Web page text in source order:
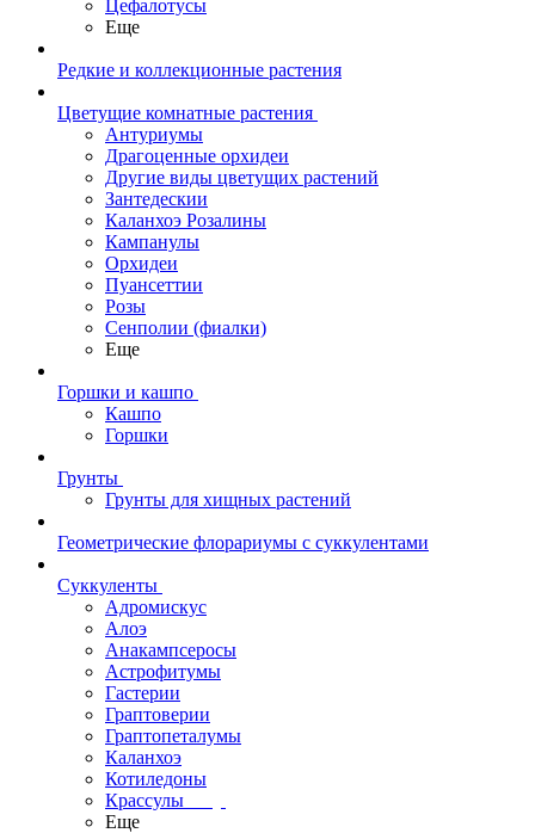
Цефалотусы
Еще
Редкие и коллекционные растения
Цветущие комнатные растения
Антуриумы
Драгоценные орхидеи
Другие виды цветущих растений
Зантедескии
Каланхоэ Розалины
Кампанулы
Орхидеи
Пуансеттии
Розы
Сенполии (фиалки)
Еще
Горшки и кашпо
Кашпо
Горшки
Грунты
Грунты для хищных растений
Геометрические флорариумы с суккулентами
Суккуленты
Адромискус
Алоэ
Анакампсеросы
Астрофитумы
Гастерии
Граптоверии
Граптопеталумы
Каланхоэ
Котиледоны
Крассулы
Еще